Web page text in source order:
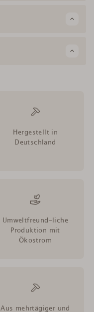
Hergestellt in
Deutschland
Umweltfreund-liche
Produktion mit
Ökostrom
Aus mehrtägiger und